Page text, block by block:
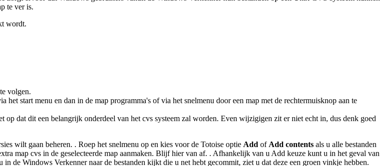
te ver is.
wordt.
volgen.
start menu en dan in de map programma's of via het snelmenu door een map met de rechtermuisknop aan te
dat dit een belangrijk onderdeel van het cvs systeem zal worden. Even wijzigigen zit er niet echt in, dus denk goed
wilt gaan beheren. . Roep het snelmenu op en kies voor de Totoise optie Add of Add contents als u alle bestanden
map cvs in de geselecteerde map aanmaken. Blijf hier van af. . Afhankelijk van u Add keuze kunt u in het geval van
de Windows Verkenner naar de bestanden kijkt die u net hebt gecommit, ziet u dat deze een groen vinkje hebben.